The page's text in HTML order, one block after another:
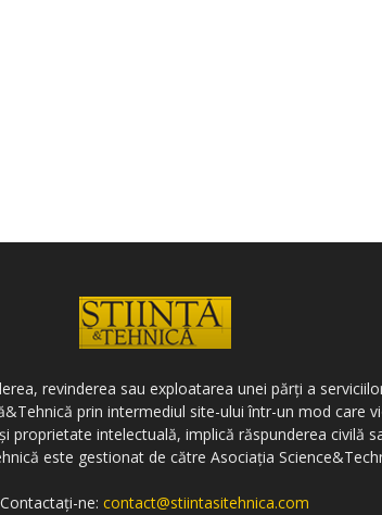
revinderea sau exploatarea unei părți a
prin intermediul site-ului într-un mod care
proprietate intelectuală, implică răspunderea civilă
este gestionat de către Asociația
Contactați-ne:contact@stiintasitehnica.com